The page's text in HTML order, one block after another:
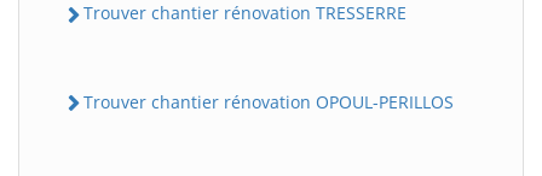
Trouver chantier rénovation TRESSERRE
Trouver chantier rénovation OPOUL-PERILLOS